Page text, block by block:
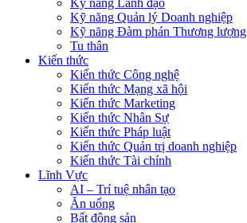
Kỹ năng Lãnh đạo
Kỹ năng Quản lý Doanh nghiệp
Kỹ năng Đàm phán Thương lượng
Tu thân
Kiến thức
Kiến thức Công nghệ
Kiến thức Mạng xã hội
Kiến thức Marketing
Kiến thức Nhân Sự
Kiến thức Pháp luật
Kiến thức Quản trị doanh nghiệp
Kiến thức Tài chính
Lĩnh Vực
AI – Trí tuệ nhân tạo
Ăn uống
Bất động sản